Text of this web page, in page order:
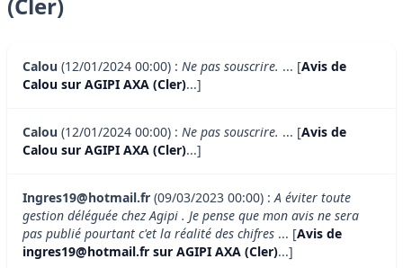
(Cler)
Calou (12/01/2024 00:00) : Ne pas souscrire. ... [Avis de
Calou sur AGIPI AXA (Cler)...]
Calou (12/01/2024 00:00) : Ne pas souscrire. ... [Avis de
Calou sur AGIPI AXA (Cler)...]
Ingres19@hotmail.fr (09/03/2023 00:00) :A éviter toute
gestion déléguée chez Agipi . Je pense que mon avis ne sera
pas publié pourtant c'et la réalité des chifres ... [Avis de
ingres19@hotmail.fr sur AGIPI AXA (Cler)...]